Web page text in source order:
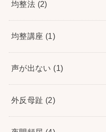
均整法 (2)
均整講座 (1)
声が出ない (1)
外反母趾 (2)